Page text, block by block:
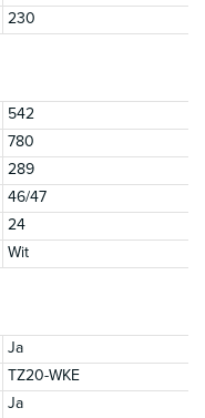
230
542
780
289
46/47
24
Wit
Ja
TZ20-WKE
Ja